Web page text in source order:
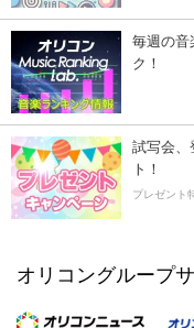
毎週の音
ク！
試写会、
ト！
プレゼント
オリコングループ